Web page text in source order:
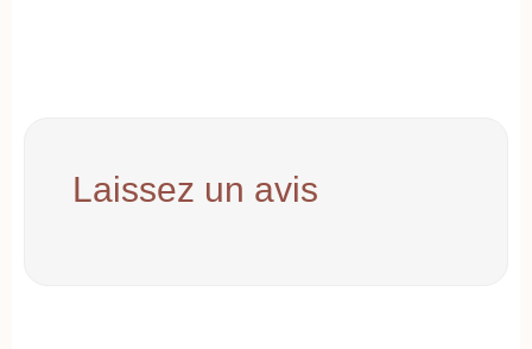
Laissez un avis